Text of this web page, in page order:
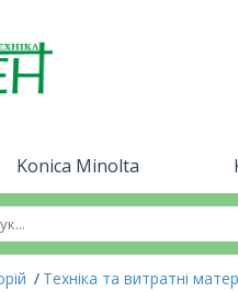
Konica Minolta
Техніка та витратні